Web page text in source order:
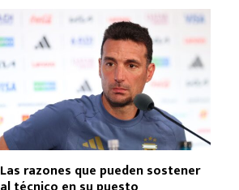
Las razones que pueden sostener